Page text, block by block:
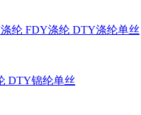
涤纶 FDY涤纶 DTY涤纶单丝
DTY锦纶单丝